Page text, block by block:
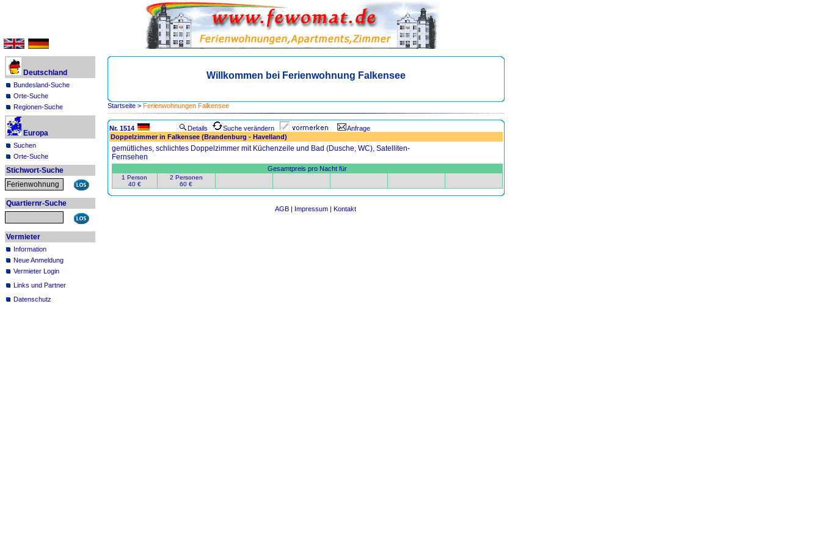
Deutschland
Bundesland-Suche
Orte-Suche
Regionen-Suche
Europa
Suchen
Orte-Suche
Stichwort-Suche
Quartiernr-Suche
Vermieter
Information
Neue Anmeldung
Vermieter Login
Links und Partner
Datenschutz
Willkommen bei Ferienwohnung Falkensee
Startseite > Ferienwohnungen Falkensee
Nr. 1514 Details Suche verändern
Anfrage
Doppelzimmer in Falkensee (Brandenburg - Havelland)
gemütliches, schlichtes Doppelzimmer mit Küchenzeile und Bad (Dusche, WC), Satelliten-
Fernsehen
Gesamtpreis pro Nacht für
1 Person
40 €
2 Personen
60 €
AGB | Impressum | Kontakt